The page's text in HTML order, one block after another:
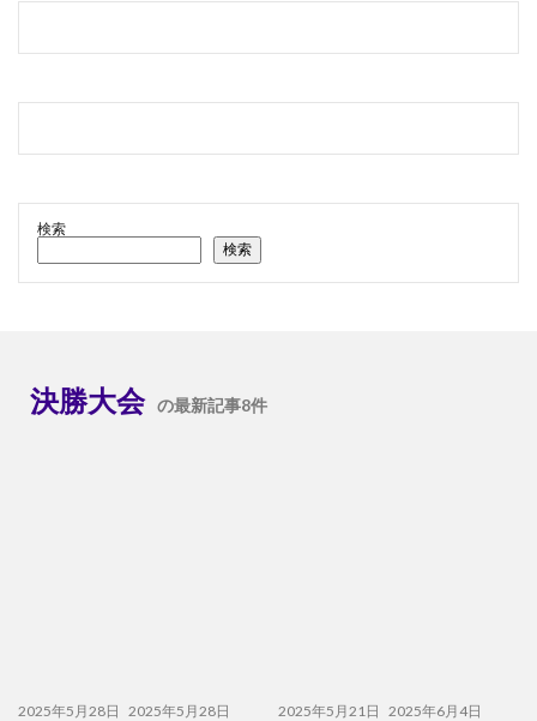
検索
検索
決勝大会 の最新記事8件
2025年5月28日 2025年5月28日 2025年5月21日 2025年6月4日